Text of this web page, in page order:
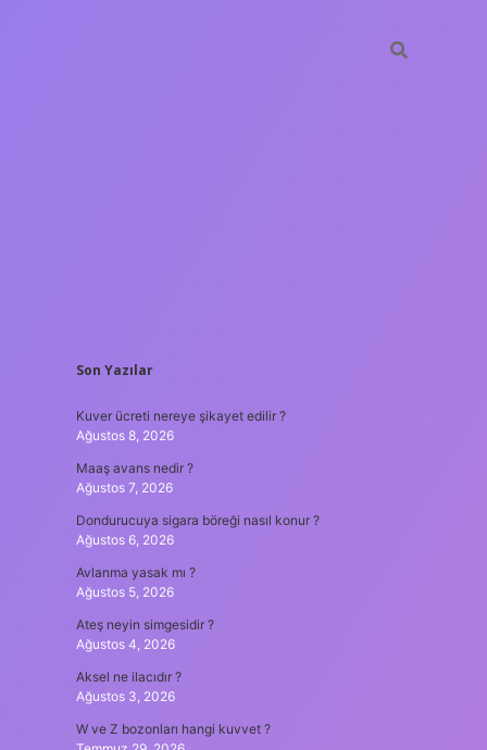
SIDEBAR
Son Yazılar
Kuver ücreti nereye şikayet edilir ?
Ağustos 8, 2026
Maaş avans nedir ?
Ağustos 7, 2026
Dondurucuya sigara böreği nasıl konur ?
Ağustos 6, 2026
Avlanma yasak mı ?
Ağustos 5, 2026
Ateş neyin simgesidir ?
Ağustos 4, 2026
Aksel ne ilacıdır ?
Ağustos 3, 2026
W ve Z bozonları hangi kuvvet ?